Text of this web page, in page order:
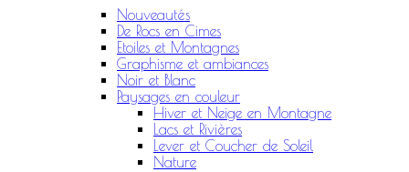
Nouveautés
De Rocs en Cimes
Etoiles et Montagnes
Graphisme et ambiances
Noir et Blanc
Paysages en couleur
Hiver et Neige en Montagne
Lacs et Rivières
Lever et Coucher de Soleil
Nature